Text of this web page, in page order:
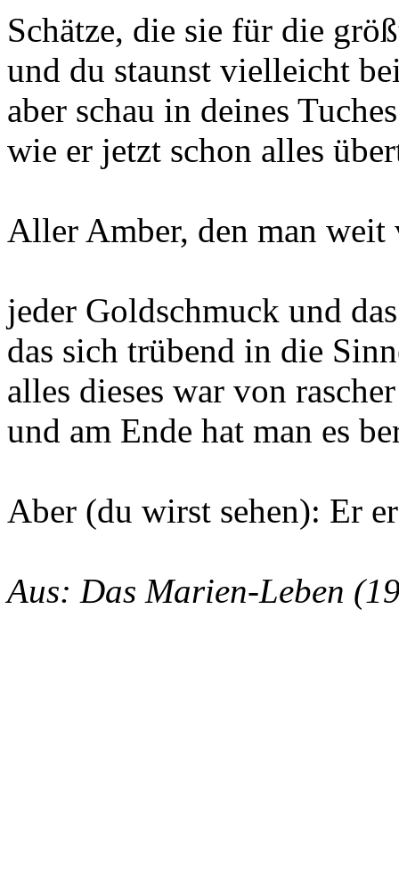
Schätze, die sie für die
und du staunst vielleicht
aber schau in deines
wie er jetzt schon alles
Aller Amber, den man weit
jeder Goldschmuck und
das sich trübend in die
alles dieses war von
und am Ende hat man es
Aber (du wirst sehen): Er
Aus: Das Marien-Leben